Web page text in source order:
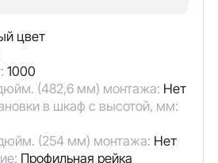
цвет
1000
(482,6 мм) монтажа: Нет
в шкаф с высотой, мм:
(254 мм) монтажа: Нет
Профильная рейка